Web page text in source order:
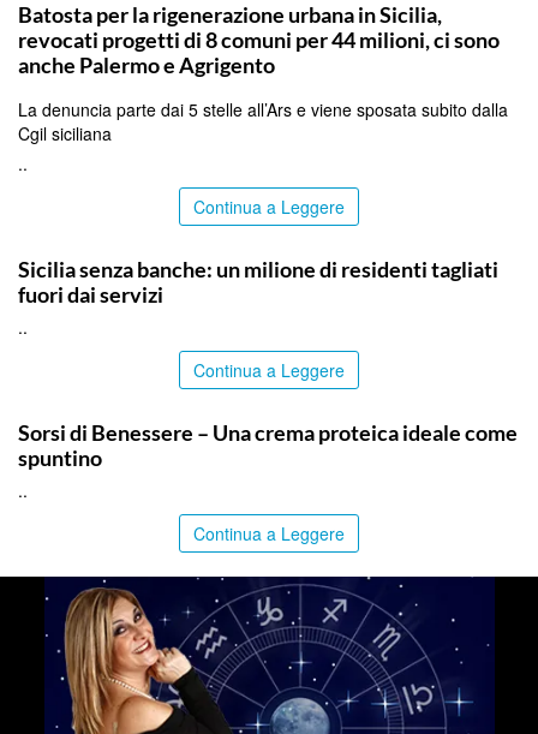
Batosta per la rigenerazione urbana in Sicilia,
revocati progetti di 8 comuni per 44 milioni, ci sono
anche Palermo e Agrigento
La denuncia parte dai 5 stelle all’Ars e viene sposata subito dalla
Cgil siciliana
..
Continua a Leggere
Sicilia senza banche: un milione di residenti tagliati
fuori dai servizi
..
Continua a Leggere
Sorsi di Benessere – Una crema proteica ideale come
spuntino
..
Continua a Leggere